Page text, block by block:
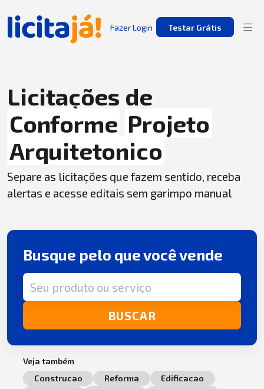
Fazer Login Testar Grátis
Licitações de
Conforme Projeto
Arquitetonico
Separe as licitações que fazem sentido, receba
alertas e acesse editais sem garimpo manual
Busque pelo que você vende
Termo de busca
BUSCAR
Veja também
Construcao
Reforma
Edificacao